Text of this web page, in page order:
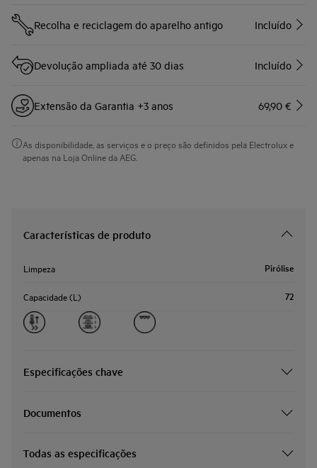
Recolha e reciclagem do aparelho antigo Incluído
Devolução ampliada até 30 dias Incluído
Extensão da Garantia +3 anos 69,90 €
As disponibilidade, as serviços e o preço são definidos pela Electrolux e
apenas na Loja Online da AEG.
Características de produto
Limpeza Pirólise
Capacidade (L) 72
Especificações chave
Documentos
Todas as especificações